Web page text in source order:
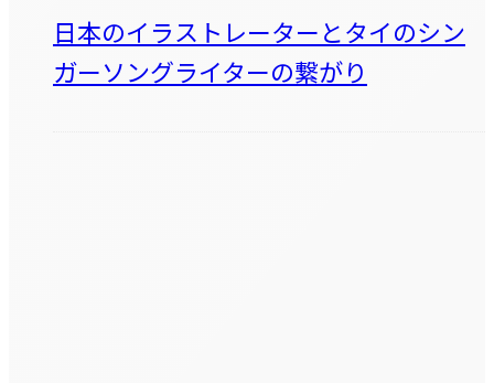
日本のイラストレーターとタイのシン
ガーソングライターの繋がり